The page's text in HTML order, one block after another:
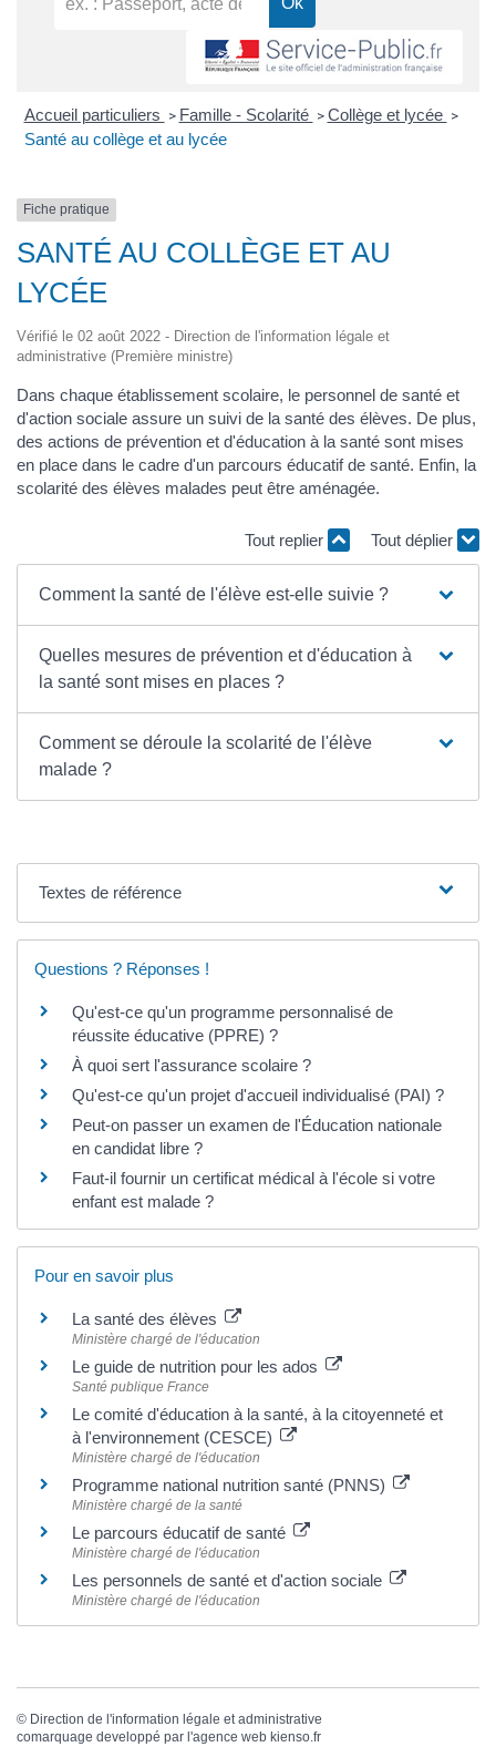
Accueil particuliers > Famille - Scolarité > Collège et lycée >
Santé au collège et au lycée
Fiche pratique
SANTÉ AU COLLÈGE ET AU
LYCÉE
Vérifié le 02 août 2022 - Direction de l'information légale et
administrative (Première ministre)
Dans chaque établissement scolaire, le personnel de santé et
d'action sociale assure un suivi de la santé des élèves. De plus,
des actions de prévention et d'éducation à la santé sont mises
en place dans le cadre d'un parcours éducatif de santé. Enfin, la
scolarité des élèves malades peut être aménagée.
Tout replier Tout déplier
Comment la santé de l'élève est-elle suivie ?
Quelles mesures de prévention et d'éducation à
la santé sont mises en places ?
Comment se déroule la scolarité de l'élève
malade ?
Textes de référence
Questions ? Réponses !
Qu'est-ce qu'un programme personnalisé de
réussite éducative (PPRE) ?
À quoi sert l'assurance scolaire ?
Qu'est-ce qu'un projet d'accueil individualisé (PAI) ?
Peut-on passer un examen de l'Éducation nationale
en candidat libre ?
Faut-il fournir un certificat médical à l'école si votre
enfant est malade ?
Pour en savoir plus
La santé des élèves
Ministère chargé de l'éducation
Le guide de nutrition pour les ados
Santé publique France
Le comité d'éducation à la santé, à la citoyenneté et
à l'environnement (CESCE)
Ministère chargé de l'éducation
Programme national nutrition santé (PNNS)
Ministère chargé de la santé
Le parcours éducatif de santé
Ministère chargé de l'éducation
Les personnels de santé et d'action sociale
Ministère chargé de l'éducation
© Direction de l'information légale et administrative
comarquage developpé par l'agence web kienso.fr